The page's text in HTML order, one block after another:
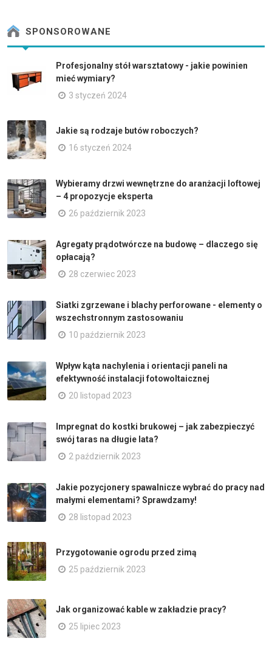
SPONSOROWANE
Profesjonalny stół warsztatowy - jakie powinien
mieć wymiary?
3 styczeń 2024
Jakie są rodzaje butów roboczych?
16 styczeń 2024
Wybieramy drzwi wewnętrzne do aranżacji loftowej
– 4 propozycje eksperta
26 październik 2023
Agregaty prądotwórcze na budowę – dlaczego się
opłacają?
28 czerwiec 2023
Siatki zgrzewane i blachy perforowane - elementy o
wszechstronnym zastosowaniu
10 październik 2023
Wpływ kąta nachylenia i orientacji paneli na
efektywność instalacji fotowoltaicznej
20 listopad 2023
Impregnat do kostki brukowej – jak zabezpieczyć
swój taras na długie lata?
2 październik 2023
Jakie pozycjonery spawalnicze wybrać do pracy nad
małymi elementami? Sprawdzamy!
28 listopad 2023
Przygotowanie ogrodu przed zimą
25 październik 2023
Jak organizować kable w zakładzie pracy?
25 lipiec 2023